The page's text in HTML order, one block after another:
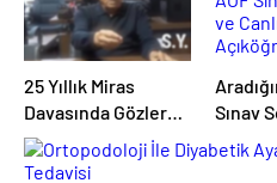
25 Yıllık Miras
Davasında Gözler
Temmuz Ayındaki
Karar Duruşmasına
Sınav
Canlı